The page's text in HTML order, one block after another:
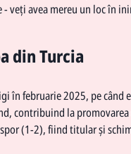
veți avea mereu un loc în
din Turcia
în februarie 2025, pe
contribuind la
(1-2), fiind titular și